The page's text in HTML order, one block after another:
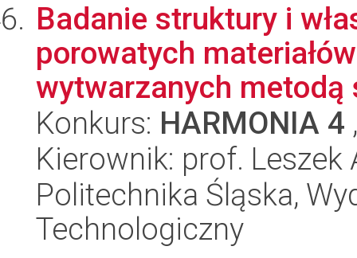
Badanie struktury i
porowatych
wytwarzanych
Konkurs: HARMONIA 4
Kierownik: prof. Leszek
Politechnika Śląska,
Technologiczny